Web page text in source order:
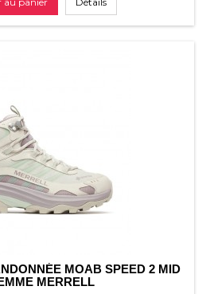
MOAB SPEED ​​2 MID
MERRELL